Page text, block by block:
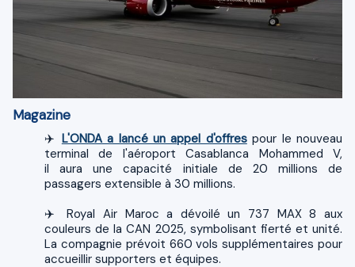
Magazine
L'ONDA a lancé un appel d'offrespour le nouveau
terminal de l'aéroport Casablanca Mohammed V,
il aura une capacité initiale de 20 millions de
passagers extensible à 30 millions.
✈️ Royal Air Maroc a dévoilé un 737 MAX 8 aux
couleurs de la CAN 2025, symbolisant fierté et unité.
La compagnie prévoit 660 vols supplémentaires pour
accueillir supporters et équipes.